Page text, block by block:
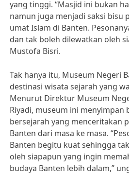
yang tinggi. “Masjid ini bukan
namun juga menjadi saksi bisu
umat Islam di Banten.
dan tak boleh dilewatkan oleh
Mustofa Bisri.
Tak hanya itu, Museum Negeri
destinasi wisata sejarah yang
Menurut Direktur Museum
Riyadi, museum ini menyimpan
bersejarah yang menceritakan
Banten dari masa ke masa.
Banten begitu kuat sehingga
oleh siapapun yang ingin
budaya Banten lebih dalam,”